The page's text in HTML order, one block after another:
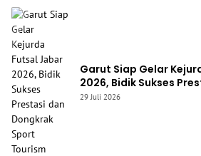
Garut Siap Gelar
2026, Bidik Sukses
Sport Tourism
29 Juli 2026